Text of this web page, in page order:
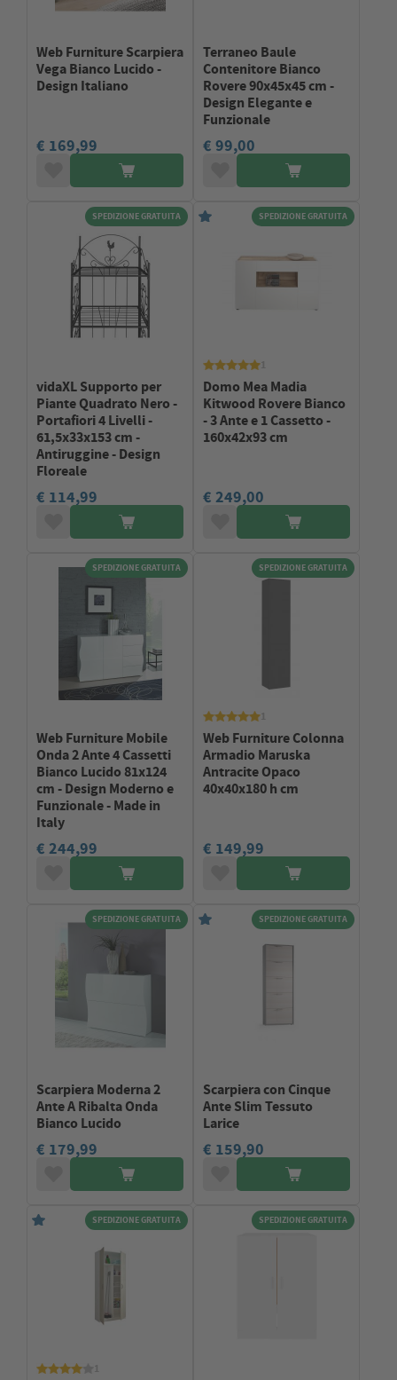
Web Furniture Scarpiera
Vega Bianco Lucido -
Design Italiano
€ 169,99
Terraneo Baule
Contenitore Bianco
Rovere 90x45x45 cm -
Design Elegante e
Funzionale
€ 99,00
SPEDIZIONE GRATUITA
vidaXL Supporto per
Piante Quadrato Nero -
Portafiori 4 Livelli -
61,5x33x153 cm -
Antiruggine - Design
Floreale
€ 114,99
SPEDIZIONE GRATUITA
Domo Mea Madia
Kitwood Rovere Bianco
- 3 Ante e 1 Cassetto -
160x42x93 cm
€ 249,00
SPEDIZIONE GRATUITA
Web Furniture Mobile
Onda 2 Ante 4 Cassetti
Bianco Lucido 81x124
cm - Design Moderno e
Funzionale - Made in
Italy
€ 244,99
SPEDIZIONE GRATUITA
Web Furniture Colonna
Armadio Maruska
Antracite Opaco
40x40x180 h cm
€ 149,99
SPEDIZIONE GRATUITA
Scarpiera Moderna 2
Ante A Ribalta Onda
Bianco Lucido
€ 179,99
SPEDIZIONE GRATUITA
Scarpiera con Cinque
Ante Slim Tessuto
Larice
€ 159,90
SPEDIZIONE GRATUITA SPEDIZIONE GRATUITA